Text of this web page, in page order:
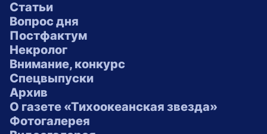
Статьи
Вопрос дня
Постфактум
Некролог
Внимание, конкурс
Спецвыпуски
Архив
О газете «Тихоокеанская звезда»
Фотогалерея